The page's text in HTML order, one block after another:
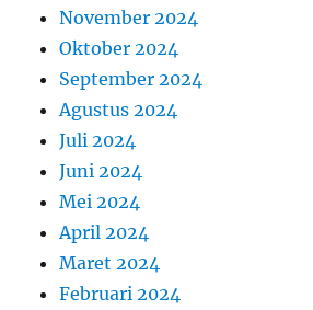
November 2024
Oktober 2024
September 2024
Agustus 2024
Juli 2024
Juni 2024
Mei 2024
April 2024
Maret 2024
Februari 2024